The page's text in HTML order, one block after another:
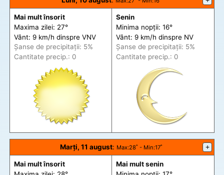
Mai mult însorit
Maxima zilei: 27°
Vânt: 9 km/h dinspre VNV
Șanse de precipitații: 5%
Cantitate precip.: 0
Senin
Minima nopții: 16°
Vânt: 9 km/h dinspre NV
Șanse de precipitații: 5%
Cantitate precip.: 0
Marți, 11 august: Max:28˚ - Min:17˚ +
Mai mult însorit
Mai mult senin